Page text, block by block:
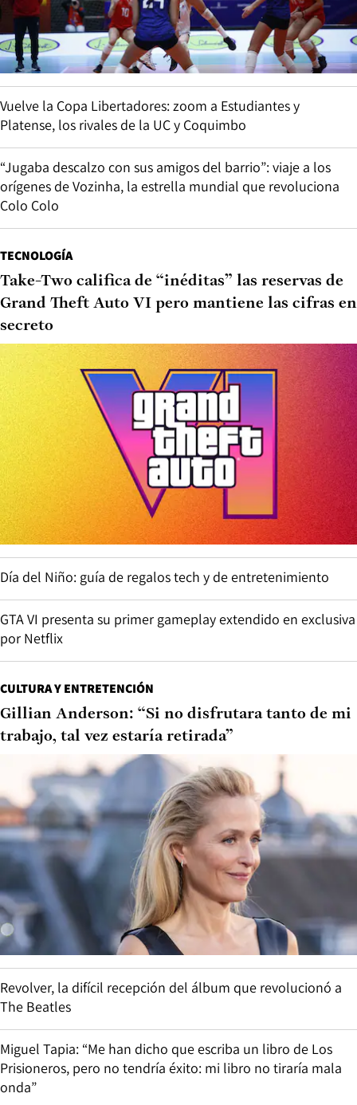
Vuelve la Copa Libertadores: zoom a Estudiantes y
Platense, los rivales de la UC y Coquimbo
“Jugaba descalzo con sus amigos del barrio”: viaje a los
orígenes de Vozinha, la estrella mundial que revoluciona
Colo Colo
TECNOLOGÍA
Take-Two califica de “inéditas” las reservas de
Grand Theft Auto VI pero mantiene las cifras en
secreto
Día del Niño: guía de regalos tech y de entretenimiento
GTA VI presenta su primer gameplay extendido en exclusiva
por Netflix
CULTURA Y ENTRETENCIÓN
Gillian Anderson: “Si no disfrutara tanto de mi
trabajo, tal vez estaría retirada”
Revolver, la difícil recepción del álbum que revolucionó a
The Beatles
Miguel Tapia: “Me han dicho que escriba un libro de Los
Prisioneros, pero no tendría éxito: mi libro no tiraría mala
onda”